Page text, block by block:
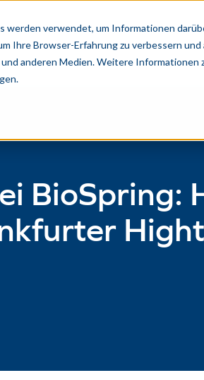
verwendet, um Informationen
Ihre Browser-Erfahrung zu verbessern und
anderen Medien. Weitere Informationen
PRODUKTION
BioSpring: